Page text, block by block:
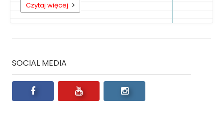
Czytaj więcej
SOCIAL MEDIA